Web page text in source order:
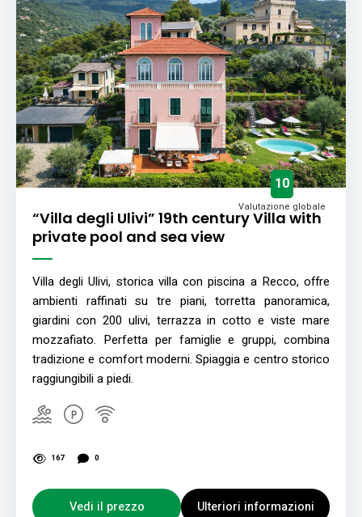
“Villa degli Ulivi” 19th century Villa with
private pool and sea view
10
Valutazione globale
Villa degli Ulivi, storica villa con piscina a Recco, offre
ambienti raffinati su tre piani, torretta panoramica,
giardini con 200 ulivi, terrazza in cotto e viste mare
mozzafiato. Perfetta per famiglie e gruppi, combina
tradizione e comfort moderni. Spiaggia e centro storico
raggiungibili a piedi.
167 0
Vedi il prezzo Ulteriori informazioni